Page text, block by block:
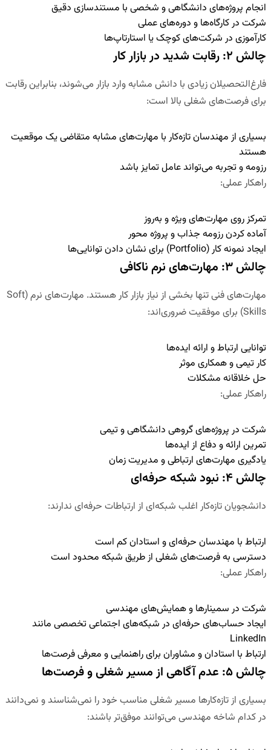
انجام پروژه‌های دانشگاهی و شخصی با مستندسازی دقیق
شرکت در کارگاه‌ها و دوره‌های عملی
کارآموزی در شرکت‌های کوچک یا استارتاپ‌ها
چالش ۲: رقابت شدید در بازار کار
فارغ‌التحصیلان زیادی با دانش مشابه وارد بازار می‌شوند، بنابراین رقابت
برای فرصت‌های شغلی بالا است:
بسیاری از مهندسان تازه‌کار با مهارت‌های مشابه متقاضی یک موقعیت
هستند
رزومه و تجربه می‌تواند عامل تمایز باشد
راهکار عملی:
تمرکز روی مهارت‌های ویژه و به‌روز
آماده کردن رزومه جذاب و پروژه محور
ایجاد نمونه کار (Portfolio) برای نشان دادن توانایی‌ها
چالش ۳: مهارت‌های نرم ناکافی
مهارت‌های فنی تنها بخشی از نیاز بازار کار هستند. مهارت‌های نرم (Soft
Skills) برای موفقیت ضروری‌اند:
توانایی ارتباط و ارائه ایده‌ها
کار تیمی و همکاری موثر
حل خلاقانه مشکلات
راهکار عملی:
شرکت در پروژه‌های گروهی دانشگاهی و تیمی
تمرین ارائه و دفاع از ایده‌ها
یادگیری مهارت‌های ارتباطی و مدیریت زمان
چالش ۴: نبود شبکه حرفه‌ای
دانشجویان تازه‌کار اغلب شبکه‌ای از ارتباطات حرفه‌ای ندارند:
ارتباط با مهندسان حرفه‌ای و استادان کم است
دسترسی به فرصت‌های شغلی از طریق شبکه محدود است
راهکار عملی:
شرکت در سمینارها و همایش‌های مهندسی
ایجاد حساب‌های حرفه‌ای در شبکه‌های اجتماعی تخصصی مانند
LinkedIn
ارتباط با استادان و مشاوران برای راهنمایی و معرفی فرصت‌ها
چالش ۵: عدم آگاهی از مسیر شغلی و فرصت‌ها
بسیاری از تازه‌کارها مسیر شغلی مناسب خود را نمی‌شناسند و نمی‌دانند
در کدام شاخه مهندسی می‌توانند موفق‌تر باشند: